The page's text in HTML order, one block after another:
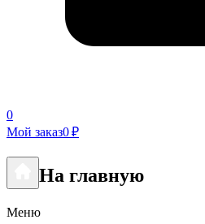
0
Мой заказ0 ₽
На главную
Меню